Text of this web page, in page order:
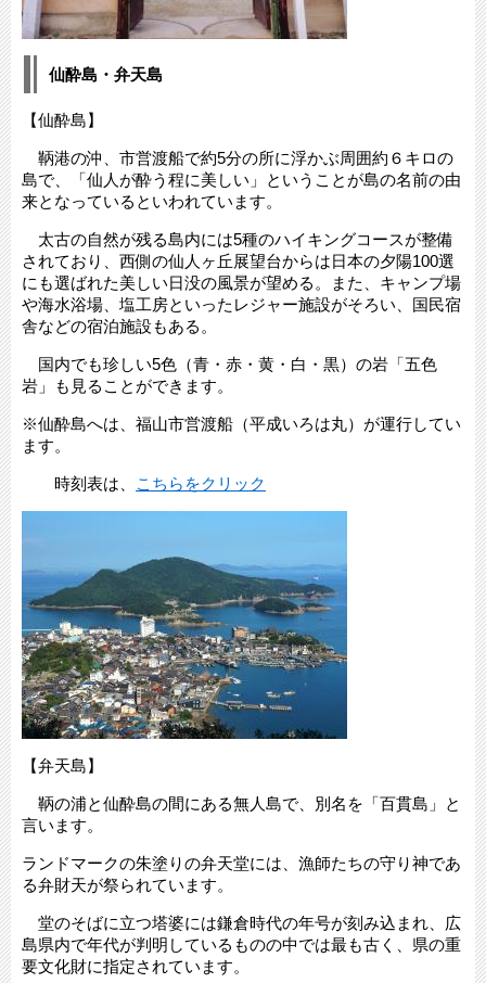
仙酔島・弁天島
【仙酔島】
鞆港の沖、市営渡船で約5分の所に浮かぶ周囲約６キロの
島で、「仙人が酔う程に美しい」ということが島の名前の由
来となっているといわれています。
太古の自然が残る島内には5種のハイキングコースが整備
されており、西側の仙人ヶ丘展望台からは日本の夕陽100選
にも選ばれた美しい日没の風景が望める。また、キャンプ場
や海水浴場、塩工房といったレジャー施設がそろい、国民宿
舎などの宿泊施設もある。
国内でも珍しい5色（青・赤・黄・白・黒）の岩「五色
岩」も見ることができます。
※仙酔島へは、福山市営渡船（平成いろは丸）が運行してい
ます。
時刻表は、 こちらをクリック
【弁天島】
鞆の浦と仙酔島の間にある無人島で、別名を「百貫島」と
言います。
ランドマークの朱塗りの弁天堂には、漁師たちの守り神であ
る弁財天が祭られています。
堂のそばに立つ塔婆には鎌倉時代の年号が刻み込まれ、広
島県内で年代が判明しているものの中では最も古く、県の重
要文化財に指定されています。